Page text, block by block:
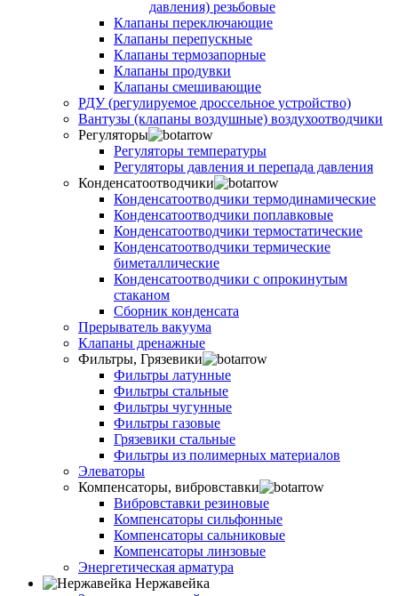
давления) резьбовые
Клапаны переключающие
Клапаны перепускные
Клапаны термозапорные
Клапаны продувки
Клапаны смешивающие
РДУ (регулируемое дроссельное устройство)
Вантузы (клапаны воздушные) воздухоотводчики
Регуляторы
Регуляторы температуры
Регуляторы давления и перепада давления
Конденсатоотводчики
Конденсатоотводчики термодинамические
Конденсатоотводчики поплавковые
Конденсатоотводчики термостатические
Конденсатоотводчики термические
биметаллические
Конденсатоотводчики с опрокинутым
стаканом
Сборник конденсата
Прерыватель вакуума
Клапаны дренажные
Фильтры, Грязевики
Фильтры латунные
Фильтры стальные
Фильтры чугунные
Фильтры газовые
Грязевики стальные
Фильтры из полимерных материалов
Элеваторы
Компенсаторы, вибровставки
Вибровставки резиновые
Компенсаторы сильфонные
Компенсаторы сальниковые
Компенсаторы линзовые
Энергетическая арматура
Нержавейка